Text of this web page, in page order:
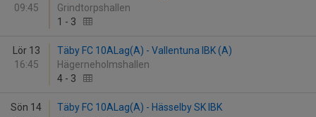
09:45
Grindtorpshallen
1 - 3
Lör 13
16:45
Täby FC 10ALag(A) - Vallentuna IBK (A)
Hägerneholmshallen
4 - 3
Sön 14
Täby FC 10ALag(A) - Hässelby SK IBK